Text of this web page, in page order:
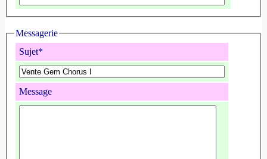
Messagerie
Sujet*
Message